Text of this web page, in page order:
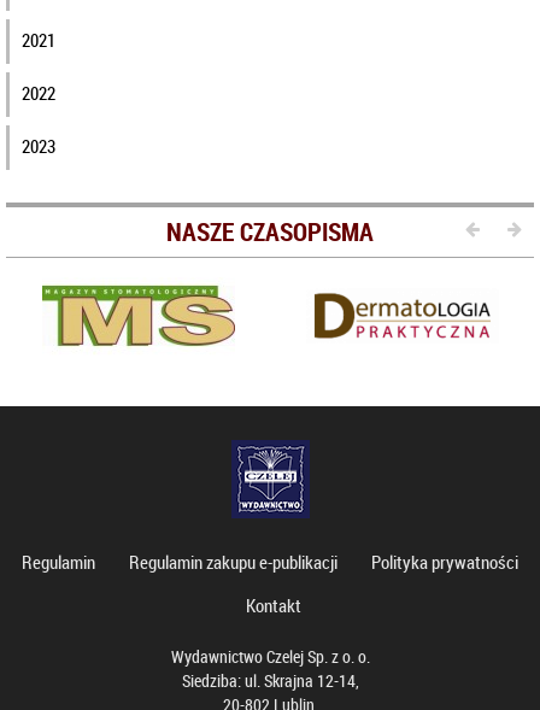
2021
2022
2023
NASZE CZASOPISMA
Regulamin Regulamin zakupu e-publikacji
Polityka prywatności
Kontakt
Wydawnictwo Czelej Sp. z o. o.
Siedziba: ul. Skrajna 12-14,
20-802 Lublin,